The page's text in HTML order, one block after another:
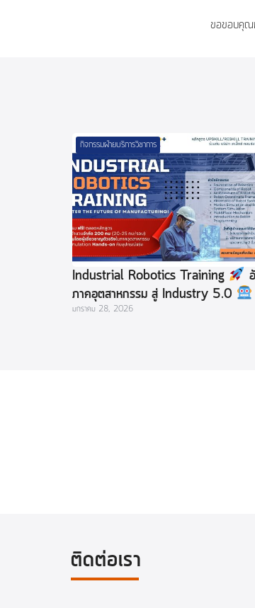
ขอขอบคุณ
กิจกรรมฝ่ายบริการวิชาการ
Industrial Robotics Training
ภาคอุตสาหกรรม สู่ Industry 5.0
มกราคม 28, 2026
ติดต่อเรา